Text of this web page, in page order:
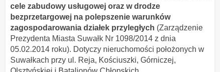
cele zabudowy usługowej oraz w drodze
bezprzetargowej na polepszenie warunków
zagospodarowania działek przyległych (Zarządzenie
Prezydenta Miasta Suwałk Nr 1098/2014 z dnia
05.02.2014 roku). Dotyczy nieruchomości położonych w
Suwałkach przy ul. Reja, Kościuszki, Górniczej,